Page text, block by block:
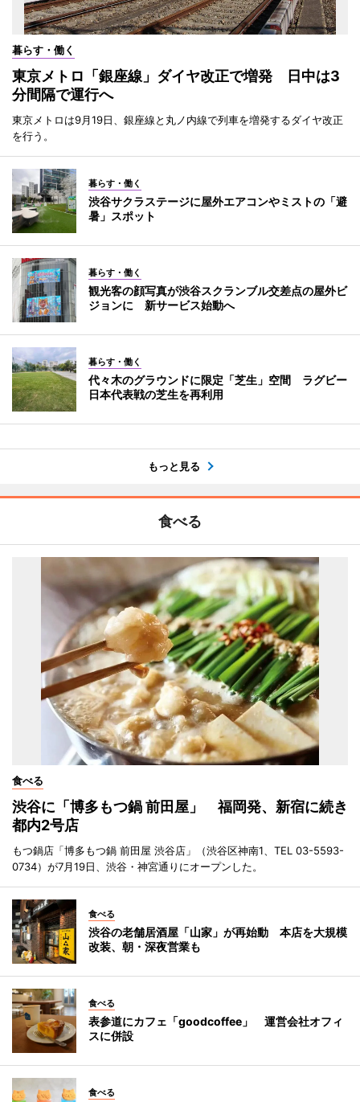
暮らす・働く
東京メトロ「銀座線」ダイヤ改正で増発 日中は3
分間隔で運行へ
東京メトロは9月19日、銀座線と丸ノ内線で列車を増発するダイヤ改正
を行う。
暮らす・働く
渋谷サクラステージに屋外エアコンやミストの「避
暑」スポット
暮らす・働く
観光客の顔写真が渋谷スクランブル交差点の屋外ビ
ジョンに 新サービス始動へ
暮らす・働く
代々木のグラウンドに限定「芝生」空間 ラグビー
日本代表戦の芝生を再利用
もっと見る
食べる
食べる
渋谷に「博多もつ鍋 前田屋」 福岡発、新宿に続き
都内2号店
もつ鍋店「博多もつ鍋 前田屋 渋谷店」（渋谷区神南1、TEL 03-5593-
0734）が7月19日、渋谷・神宮通りにオープンした。
食べる
渋谷の老舗居酒屋「山家」が再始動 本店を大規模
改装、朝・深夜営業も
食べる
表参道にカフェ「goodcoffee」 運営会社オフィ
スに併設
食べる